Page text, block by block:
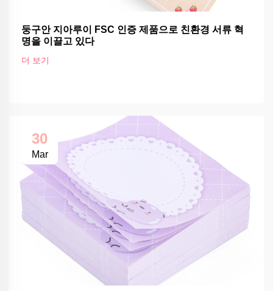
둥구안 지아루이 FSC 인증 제품으로 친환경 서류 혁
명을 이끌고 있다
더 보기
30
Mar